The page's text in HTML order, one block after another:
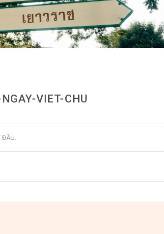
VIET-CHU
ĐẦU